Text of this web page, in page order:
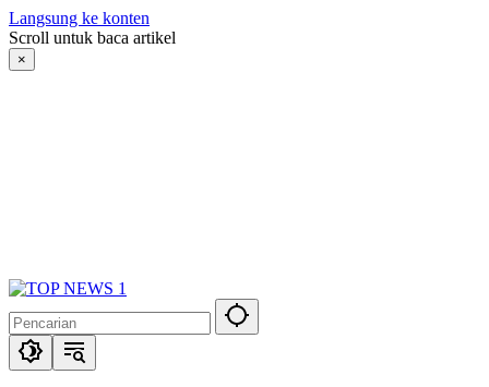
Langsung ke konten
Scroll untuk baca artikel
×